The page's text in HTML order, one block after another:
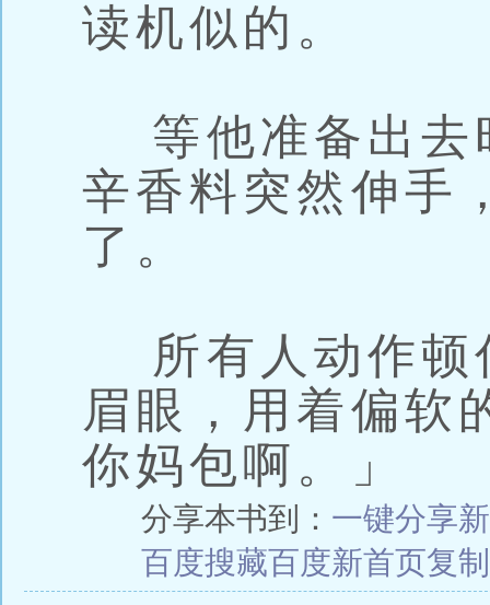
读机似的。
等他准备出去
辛香料突然伸手
了。
所有人动作顿
眉眼，用着偏软
你妈包啊。」
分享本书到： 一键分享
百度搜藏百度新首页复